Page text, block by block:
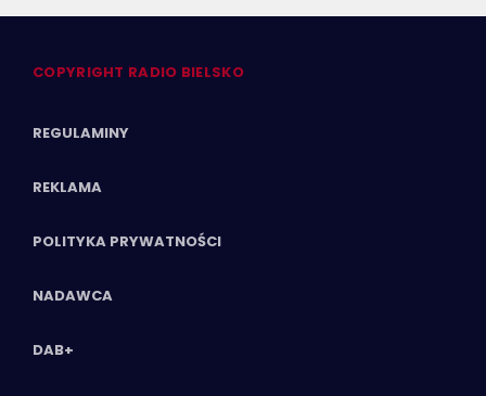
COPYRIGHT RADIO BIELSKO
REGULAMINY
REKLAMA
POLITYKA PRYWATNOŚCI
NADAWCA
DAB+